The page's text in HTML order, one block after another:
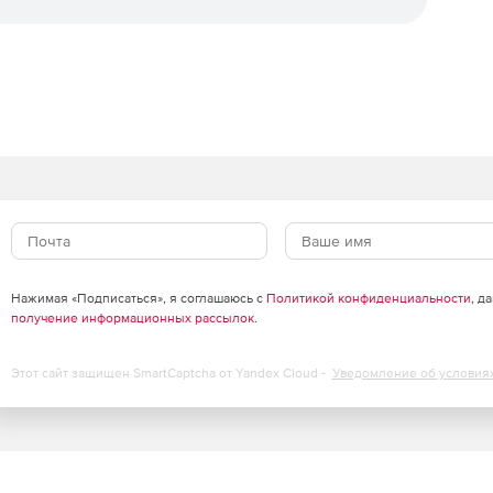
в части проектирования строительных
для армирования объектов в 3D.
получить чертежи армированных конструкций.
автоматическое усиление арматурными
Нажимая «Подписаться», я соглашаюсь с Политикой конфиденциальности,
получение информационных рассылок.
Этот сайт защищен SmartCaptcha от Yandex Cloud - Уведомление об